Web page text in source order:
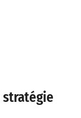
stratégie